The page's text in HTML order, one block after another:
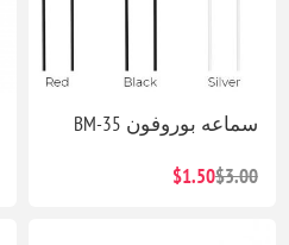
سماعه بوروفون BM-35
$3.00
$1.50